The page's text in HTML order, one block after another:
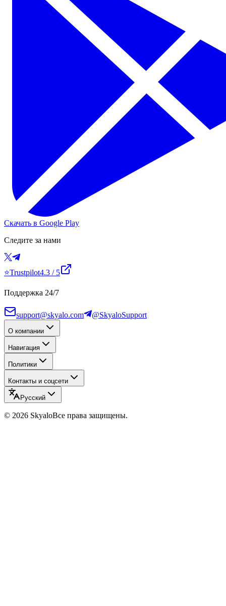
Скачать в Google Play
Следите за нами
⭐Trustpilot4.3 / 5
Поддержка 24/7
support@skyalo.com @SkyaloSupport
О компании
Навигация
Политики
Контакты и соцсети
Русский
© 2026 SkyaloВсе права защищены.